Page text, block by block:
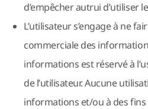
d’empêcher autrui d’utiliser
L’utilisateur s’engage à ne
commerciale des
informations est réservé à
de l’utilisateur. Aucune
informations et/ou à des